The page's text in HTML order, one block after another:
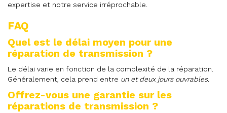
expertise et notre service irréprochable.
FAQ
Quel est le délai moyen pour une
réparation de transmission ?
Le délai varie en fonction de la complexité de la réparation.
Généralement, cela prend entre un et deux jours ouvrables.
Offrez-vous une garantie sur les
réparations de transmission ?